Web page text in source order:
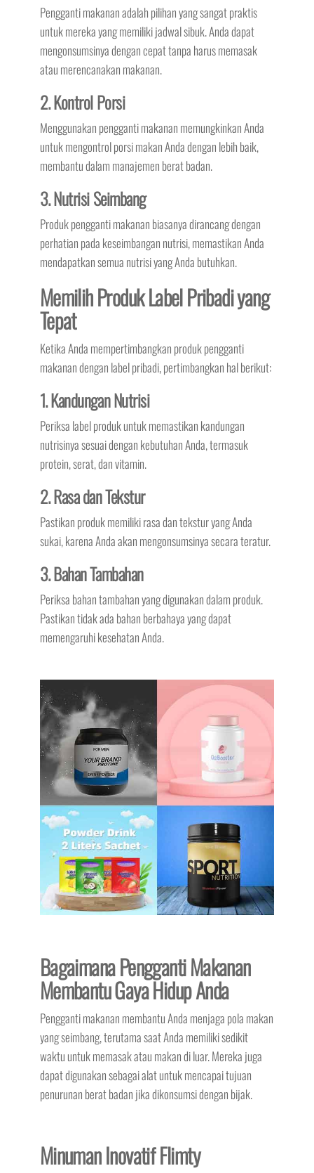
Pengganti makanan adalah pilihan yang sangat praktis
untuk mereka yang memiliki jadwal sibuk. Anda dapat
mengonsumsinya dengan cepat tanpa harus memasak
atau merencanakan makanan.
2. Kontrol Porsi
Menggunakan pengganti makanan memungkinkan Anda
untuk mengontrol porsi makan Anda dengan lebih baik,
membantu dalam manajemen berat badan.
3. Nutrisi Seimbang
Produk pengganti makanan biasanya dirancang dengan
perhatian pada keseimbangan nutrisi, memastikan Anda
mendapatkan semua nutrisi yang Anda butuhkan.
Memilih Produk Label Pribadi yang
Tepat
Ketika Anda mempertimbangkan produk pengganti
makanan dengan label pribadi, pertimbangkan hal berikut:
1. Kandungan Nutrisi
Periksa label produk untuk memastikan kandungan
nutrisinya sesuai dengan kebutuhan Anda, termasuk
protein, serat, dan vitamin.
2. Rasa dan Tekstur
Pastikan produk memiliki rasa dan tekstur yang Anda
sukai, karena Anda akan mengonsumsinya secara teratur.
3. Bahan Tambahan
Periksa bahan tambahan yang digunakan dalam produk.
Pastikan tidak ada bahan berbahaya yang dapat
memengaruhi kesehatan Anda.
Bagaimana Pengganti Makanan
Membantu Gaya Hidup Anda
Pengganti makanan membantu Anda menjaga pola makan
yang seimbang, terutama saat Anda memiliki sedikit
waktu untuk memasak atau makan di luar. Mereka juga
dapat digunakan sebagai alat untuk mencapai tujuan
penurunan berat badan jika dikonsumsi dengan bijak.
Minuman Inovatif Flimty